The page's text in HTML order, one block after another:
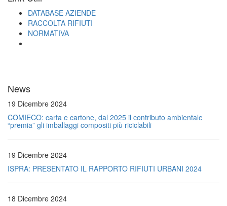
DATABASE AZIENDE
RACCOLTA RIFIUTI
NORMATIVA
News
19 Dicembre 2024
COMIECO: carta e cartone, dal 2025 il contributo ambientale
“premia” gli imballaggi compositi più riciclabili
19 Dicembre 2024
ISPRA: PRESENTATO IL RAPPORTO RIFIUTI URBANI 2024
18 Dicembre 2024